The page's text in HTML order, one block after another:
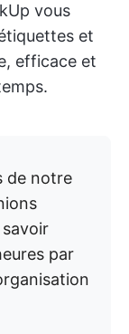
vous
et
efficace et
de notre
par